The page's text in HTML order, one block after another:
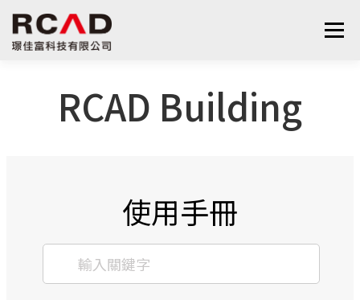
選單
算量服務
RCAD Building
使用手冊